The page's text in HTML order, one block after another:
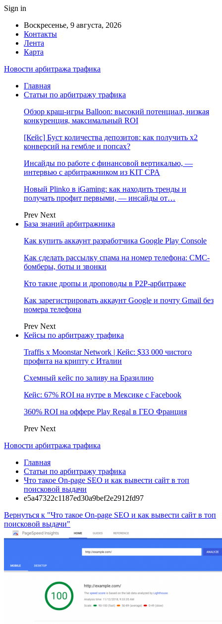
Sign in
Воскресенье, 9 августа, 2026
Контакты
Лента
Карта
Новости арбитража трафика
Главная
Статьи по арбитражу трафика
Обзор краш-игры Balloon: высокий потенциал, низкая
конкуренция, максимальный ROI
[Кейс] Буст количества депозитов: как получить х2
конверсий на гембле и попсах?
Инсайды по работе с финансовой вертикалью, —
интервью с арбитражником из KIT CPA
Новый Plinko в iGaming: как находить тренды и
получать профит первыми, — инсайды от…
Prev Next
База знаний арбитражника
Как купить аккаунт разработчика Google Play Console
Как сделать рассылку спама на номер телефона: СМС-
бомберы, боты и звонки
Кто такие дропы и дроповоды в P2P-арбитраже
Как зарегистрировать аккаунт Google и почту Gmail без
номера телефона
Prev Next
Кейсы по арбитражу трафика
Traffis x Moonstar Network | Кейс: $33 000 чистого
профита на крипту с Италии
Схемный кейс по заливу на Бразилию
Кейс: 67% ROI на нутре в Мексике с Facebook
360% ROI на оффере Play Regal в ГЕО Франция
Prev Next
Новости арбитража трафика
Главная
Статьи по арбитражу трафика
Что такое On-page SEO и как вывести сайт в топ
поисковой выдачи
e5a47322c1187ed30a9bef2e2912fd97
Вернуться к "Что такое On-page SEO и как вывести сайт в топ
поисковой выдачи"